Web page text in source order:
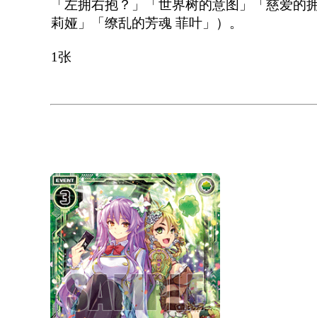
「左拥右抱？」「世界树的意图」「慈爱的
莉娅」「缭乱的芳魂 菲叶」）。
1张